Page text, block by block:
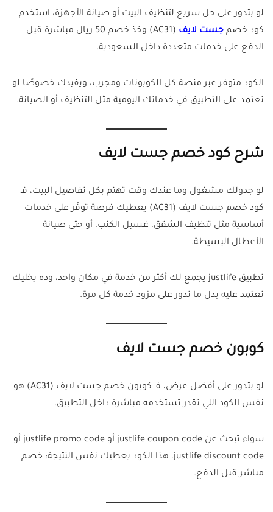
لو بتدور على حل سريع لتنظيف البيت أو صيانة الأجهزة، استخدم
كود خصم جست لايف
(AC31) وخذ خصم 50 ريال مباشرة قبل
الدفع على خدمات متعددة داخل السعودية.
الكود متوفر عبر منصة كل الكوبونات ومجرب، ويفيدك خصوصًا لو
تعتمد على التطبيق في خدماتك اليومية مثل التنظيف أو الصيانة.
شرح كود خصم جست لايف
لو جدولك مشغول وما عندك وقت تهتم بكل تفاصيل البيت، فـ
كود خصم جست لايف (AC31) يعطيك فرصة توفّر على خدمات
أساسية مثل تنظيف الشقق، غسيل الكنب، أو حتى صيانة
الأعطال البسيطة.
تطبيق justlife يجمع لك أكثر من خدمة في مكان واحد، وده يخليك
تعتمد عليه بدل ما تدور على مزود خدمة كل مرة.
كوبون خصم جست لايف
لو بتدور على أفضل عرض، فـ كوبون خصم جست لايف (AC31) هو
نفس الكود اللي تقدر تستخدمه مباشرة داخل التطبيق.
سواء تبحث عن justlife coupon code أو justlife promo code أو
justlife discount code، هذا الكود يعطيك نفس النتيجة: خصم
مباشر قبل الدفع.